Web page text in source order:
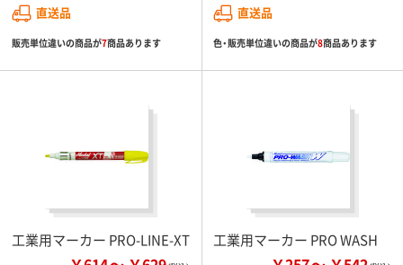
直送品
販売単位違いの商品が7商品あります
直送品
色・販売単位違いの商品が8商品あります
工業用マーカー PRO-LINE-XT 工業用マーカー PRO WASH